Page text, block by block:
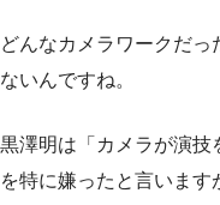
どんなカメラワークだ
ないんですね。
黒澤明は「カメラが演技
を特に嫌ったと言いま